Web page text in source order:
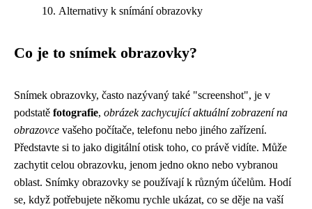
Alternativy k snímání obrazovky
Co je to snímek obrazovky?
Snímek obrazovky, často nazývaný také "screenshot", je v
podstatě fotografie, obrázek zachycující aktuální zobrazení na
obrazovce vašeho počítače, telefonu nebo jiného zařízení.
Představte si to jako digitální otisk toho, co právě vidíte. Může
zachytit celou obrazovku, jenom jedno okno nebo vybranou
oblast. Snímky obrazovky se používají k různým účelům. Hodí
se, když potřebujete někomu rychle ukázat, co se děje na vaší